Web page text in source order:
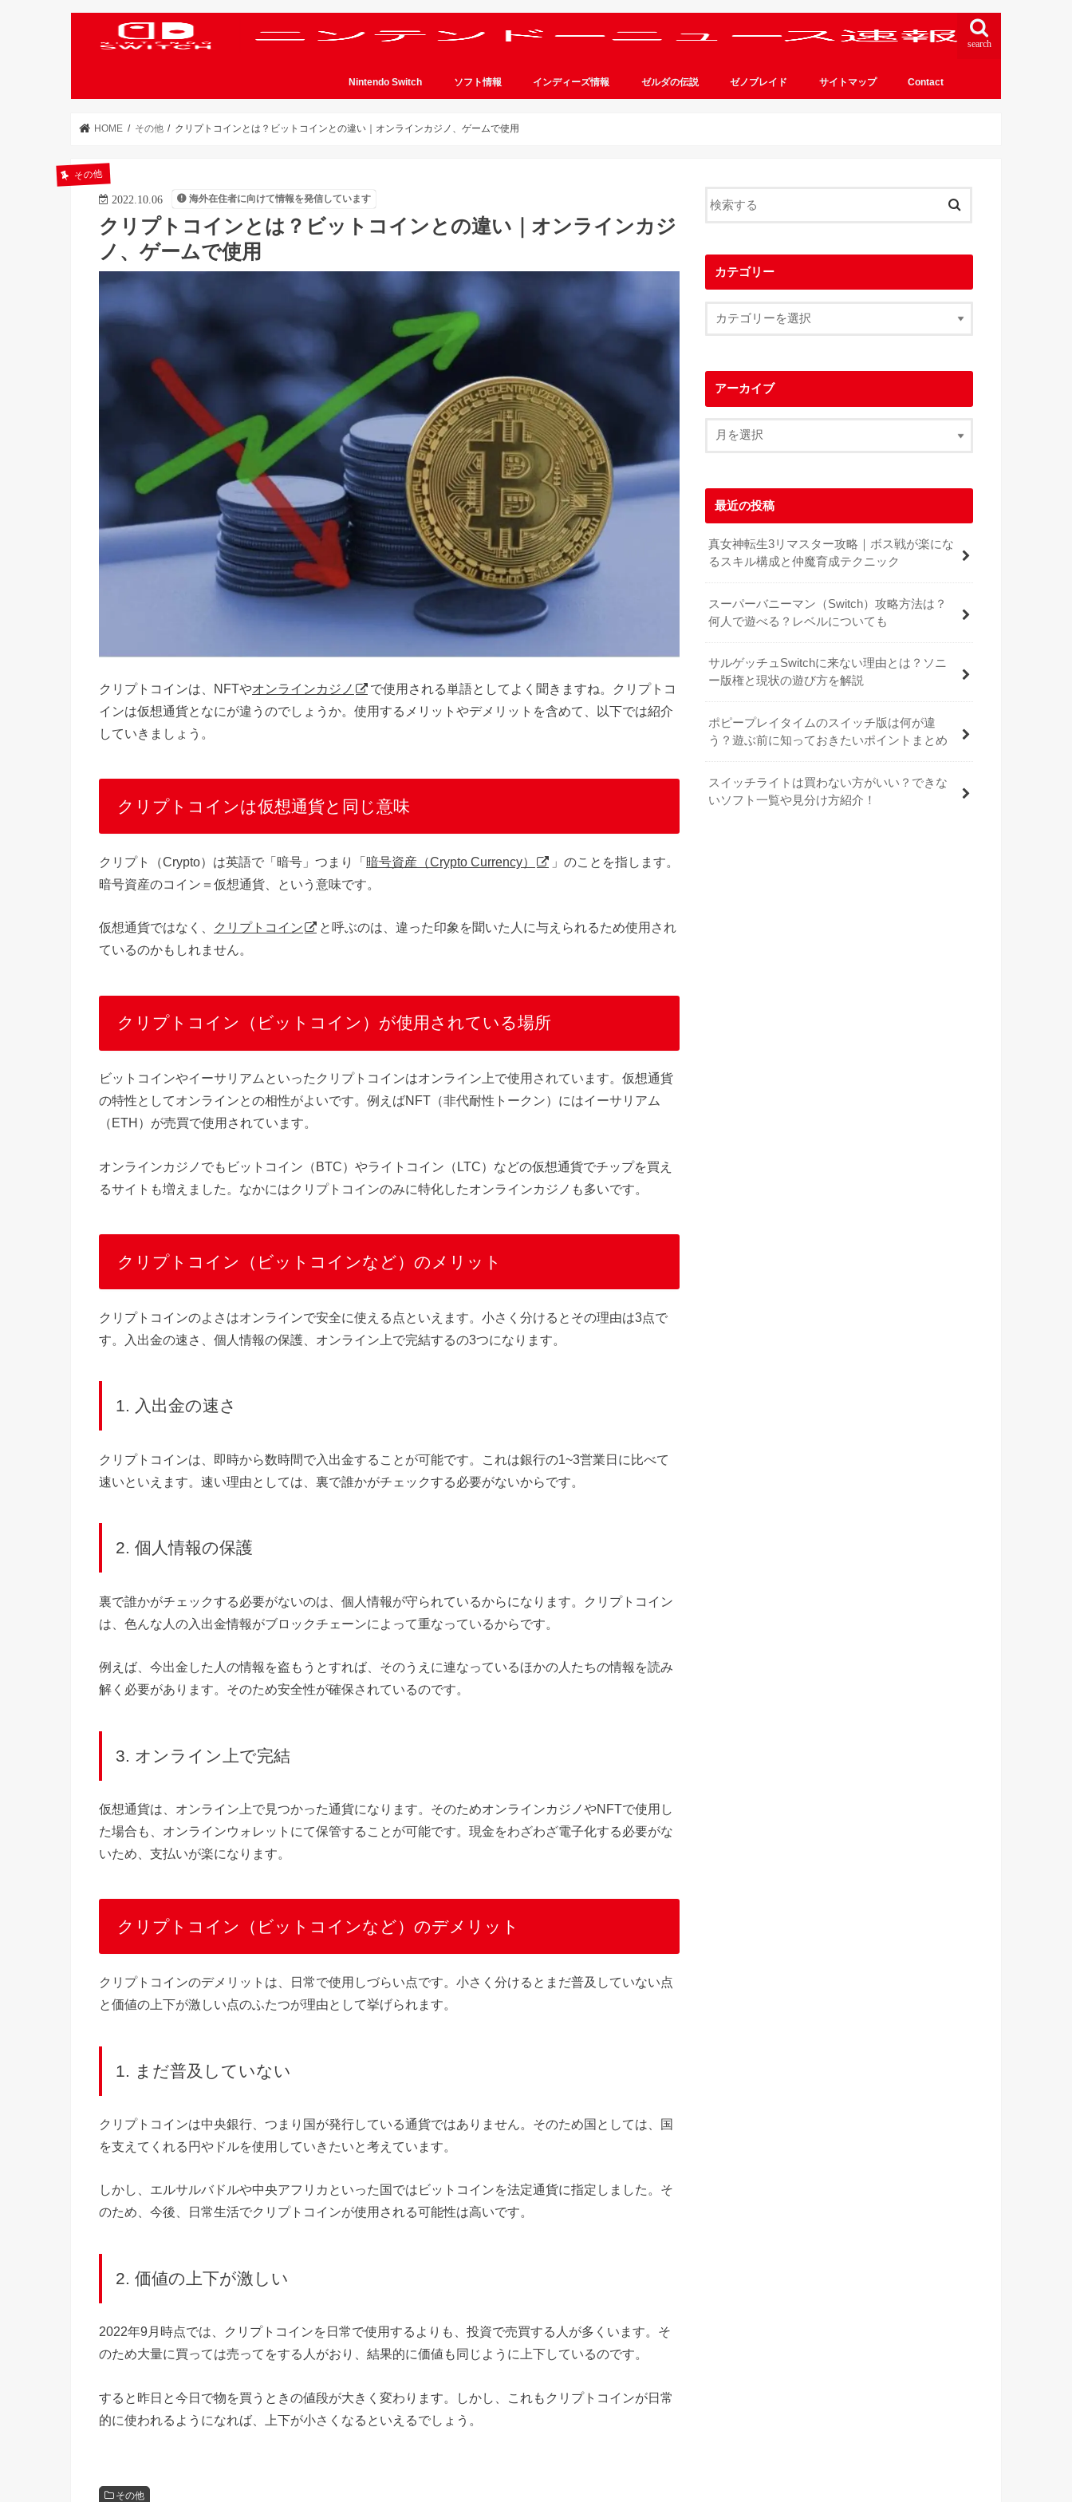
search
Nintendo Switch ソフト情報 インディーズ情報 ゼルダの伝説 ゼノブレイド サイトマップ Contact
HOME その他 クリプトコインとは？ビットコインとの違い｜オンラインカジノ、ゲームで使用
その他
2022.10.06 海外在住者に向けて情報を発信しています
クリプトコインとは？ビットコインとの違い｜オンラインカジ
ノ、ゲームで使用
クリプトコインは、NFTやオンラインカジノ
で使用される単語としてよく聞きますね。クリプトコ
インは仮想通貨となにが違うのでしょうか。使用するメリットやデメリットを含めて、以下では紹介
していきましょう。
クリプトコインは仮想通貨と同じ意味
クリプト（Crypto）は英語で「暗号」つまり「暗号資産（Crypto Currency）
」のことを指します。
暗号資産のコイン＝仮想通貨、という意味です。
仮想通貨ではなく、 クリプトコイン
と呼ぶのは、違った印象を聞いた人に与えられるため使用され
ているのかもしれません。
クリプトコイン（ビットコイン）が使用されている場所
ビットコインやイーサリアムといったクリプトコインはオンライン上で使用されています。仮想通貨
の特性としてオンラインとの相性がよいです。例えばNFT（非代耐性トークン）にはイーサリアム
（ETH）が売買で使用されています。
オンラインカジノでもビットコイン（BTC）やライトコイン（LTC）などの仮想通貨でチップを買え
るサイトも増えました。なかにはクリプトコインのみに特化したオンラインカジノも多いです。
クリプトコイン（ビットコインなど）のメリット
クリプトコインのよさはオンラインで安全に使える点といえます。小さく分けるとその理由は3点で
す。入出金の速さ、個人情報の保護、オンライン上で完結するの3つになります。
1. 入出金の速さ
クリプトコインは、即時から数時間で入出金することが可能です。これは銀行の1~3営業日に比べて
速いといえます。速い理由としては、裏で誰かがチェックする必要がないからです。
2. 個人情報の保護
裏で誰かがチェックする必要がないのは、個人情報が守られているからになります。クリプトコイン
は、色んな人の入出金情報がブロックチェーンによって重なっているからです。
例えば、今出金した人の情報を盗もうとすれば、そのうえに連なっているほかの人たちの情報を読み
解く必要があります。そのため安全性が確保されているのです。
3. オンライン上で完結
仮想通貨は、オンライン上で見つかった通貨になります。そのためオンラインカジノやNFTで使用し
た場合も、オンラインウォレットにて保管することが可能です。現金をわざわざ電子化する必要がな
いため、支払いが楽になります。
クリプトコイン（ビットコインなど）のデメリット
クリプトコインのデメリットは、日常で使用しづらい点です。小さく分けるとまだ普及していない点
と価値の上下が激しい点のふたつが理由として挙げられます。
1. まだ普及していない
クリプトコインは中央銀行、つまり国が発行している通貨ではありません。そのため国としては、国
を支えてくれる円やドルを使用していきたいと考えています。
しかし、エルサルバドルや中央アフリカといった国ではビットコインを法定通貨に指定しました。そ
のため、今後、日常生活でクリプトコインが使用される可能性は高いです。
2. 価値の上下が激しい
2022年9月時点では、クリプトコインを日常で使用するよりも、投資で売買する人が多くいます。そ
のため大量に買っては売ってをする人がおり、結果的に価値も同じように上下しているのです。
すると昨日と今日で物を買うときの値段が大きく変わります。しかし、これもクリプトコインが日常
的に使われるようになれば、上下が小さくなるといえるでしょう。
その他
カテゴリー
アーカイブ
最近の投稿
真女神転生3リマスター攻略｜ボス戦が楽にな
るスキル構成と仲魔育成テクニック
スーパーバニーマン（Switch）攻略方法は？
何人で遊べる？レベルについても
サルゲッチュSwitchに来ない理由とは？ソニ
ー版権と現状の遊び方を解説
ポピープレイタイムのスイッチ版は何が違
う？遊ぶ前に知っておきたいポイントまとめ
スイッチライトは買わない方がいい？できな
いソフト一覧や見分け方紹介！